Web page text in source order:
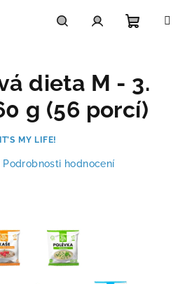
košík
dieta M - 3.
g (56 porcí)
IT’S MY LIFE!
Podrobnosti hodnocení